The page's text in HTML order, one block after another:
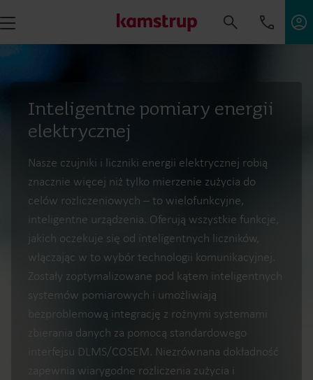
Inteligentne pomiary energii
elektrycznej
Nasze czujniki i liczniki energii elektrycznej robią
znacznie więcej niż tylko mierzenie zużycia do
celów rozliczeniowych – to wielofunkcyjne,
inteligentne urządzenia. Oferują wszystkie funkcje,
jakich oczekuje się od inteligentnych liczników,
włączając w to wybór technologii komunikacyjnej.
Zostały zoptymalizowane pod kątem inteligentnych
systemów pomiarowych i umożliwiają
bezproblemową integrację z rożnymi systemami
zbierania danych za pomocą standardowego
interfejsu DLMS/COSEM. Niezrównana dokładność
zapewnia wiarygodne rozliczenia zużycia i